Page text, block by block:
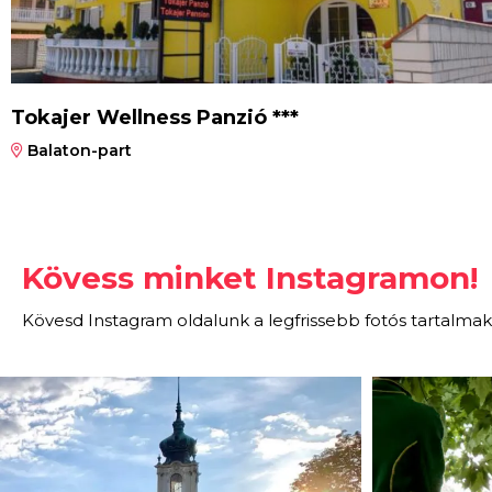
Tokajer Wellness Panzió ***
Balaton-part
Kövess minket Instagramon!
Kövesd Instagram oldalunk a legfrissebb fotós